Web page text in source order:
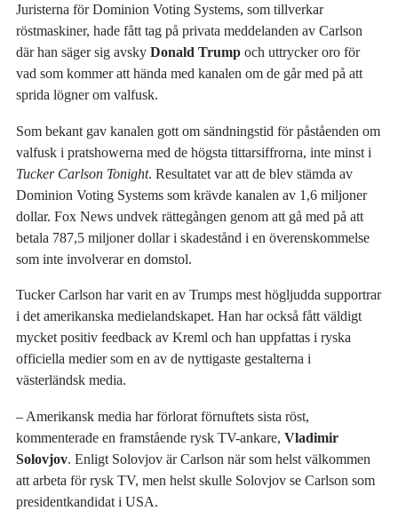
Juristerna för Dominion Voting Systems, som tillverkar
röstmaskiner, hade fått tag på privata meddelanden av Carlson
där han säger sig avskyDonald Trump och uttrycker oro för
vad som kommer att hända med kanalen om de går med på att
sprida lögner om valfusk.
Som bekant gav kanalen gott om sändningstid för påståenden om
valfusk i pratshowerna med de högsta tittarsiffrorna, inte minst i
Tucker Carlson Tonight. Resultatet var att de blev stämda av
Dominion Voting Systems som krävde kanalen av 1,6 miljoner
dollar. Fox News undvek rättegången genom att gå med på att
betala 787,5 miljoner dollar i skadestånd i en överenskommelse
som inte involverar en domstol.
Tucker Carlson har varit en av Trumps mest högljudda supportrar
i det amerikanska medielandskapet. Han har också fått väldigt
mycket positiv feedback av Kreml och han uppfattas i ryska
officiella medier som en av de nyttigaste gestalterna i
västerländsk media.
– Amerikansk media har förlorat förnuftets sista röst,
kommenterade en framstående rysk TV-ankare,Vladimir
Solovjov. Enligt Solovjov är Carlson när som helst välkommen
att arbeta för rysk TV, men helst skulle Solovjov se Carlson som
presidentkandidat i USA.